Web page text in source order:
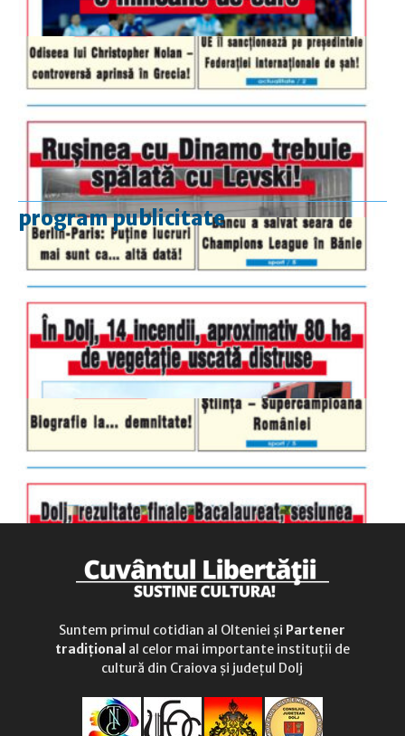
program publicitate
luni-vineri
9.00 - 17.00
duminică
9.00 - 12.00
Suntem primul cotidian al Olteniei și Partener
tradițional al celor mai importante instituții de
cultură din Craiova și județul Dolj